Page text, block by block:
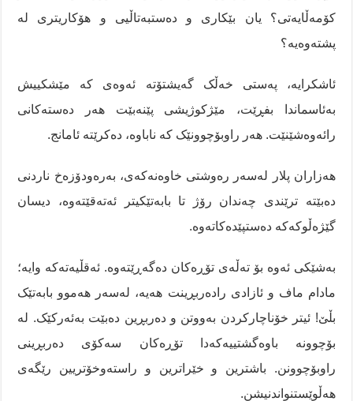
کۆمەڵایەتی؟ یان بێکاری و دەستبەتاڵیی و هۆکاریتری لە
پشتەوەیە؟
ئاشکرایە، پەستی خەڵک گەیشتۆتە ئەوەی کە مێشکییش
بەئاسماندا بفڕێت، مێژکوژیشی پێنەبێت هەر دەستەکانی
رائەوەشێنێت. هەر راوبۆچوونێک کە ناباوە، دەکرێتە ئامانج.
هەزاران پلار لەسەر رەوشتی خاوەنەکەی، بەرەودۆزەخ ناردنی
دەبێتە ترێندی چەندان رۆژ تا بابەتێکیتر ئەتەقێتەوە، دیسان
گێژەڵوکەکە دەستپێدەکاتەوە.
بەشێکی ئەوە بۆ تەڵەی تۆڕەکان دەگەڕێتەوە. ئەقڵیەتەکە وایە؛
مادام ماف و ئازادی رادەربڕینت هەیە، لەسەر هەموو بابەتێک
بڵێ! ئیتر خۆناچارکردن بەووتن و دەربڕین دەبێت بەئەرکێک. لە
بۆچوونە باوەگشتییەکەدا تۆڕەکان سەکۆی دەربڕینی
راوبۆچوونن. باشترین و خێراترین و راستەوخۆتریین رێگەی
هەڵوێستنواندنیشن.